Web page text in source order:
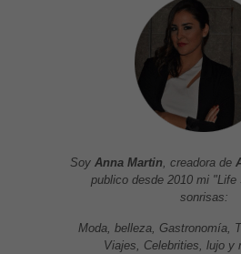
Soy Anna Martin , creadora de
publico desde 2010 mi
sonrisas:
Moda, belleza, Gastronomía,
Viajes, Celebrities, lujo y